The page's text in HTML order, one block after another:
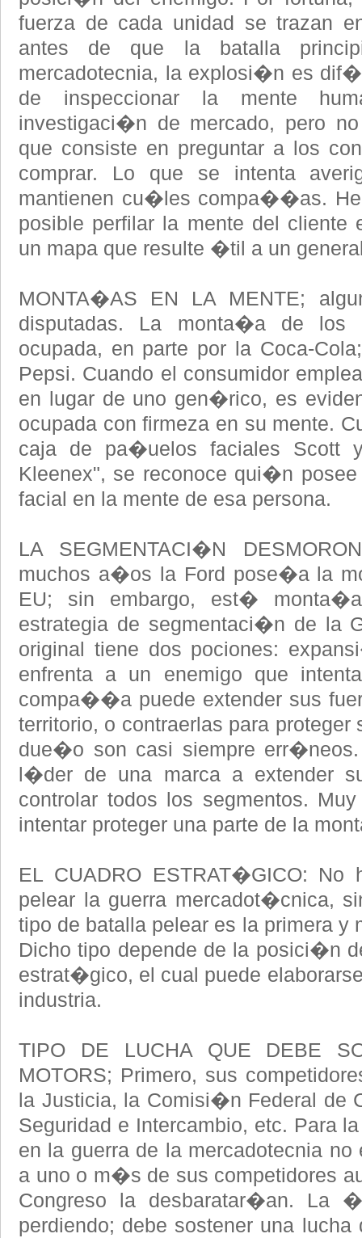
fuerza de cada unidad se trazan
antes de que la batalla
mercadotecnia, la explosi�n es
de inspeccionar la mente
investigaci�n de mercado, pero
que consiste en preguntar a los
comprar. Lo que se intenta
mantienen cu�les compa��as.
posible perfilar la mente del cliente
un mapa que resulte �til a un
MONTA�AS EN LA MENTE;
disputadas. La monta�a de
ocupada, en parte por la Coca-
Pepsi. Cuando el consumidor
en lugar de uno gen�rico, es
ocupada con firmeza en su mente.
caja de pa�uelos faciales Scott
Kleenex", se reconoce qui�n
facial en la mente de esa persona.
LA SEGMENTACI�N
muchos a�os la Ford pose�a la
EU; sin embargo, est�
estrategia de segmentaci�n de la
original tiene dos pociones:
enfrenta a un enemigo que
compa��a puede extender sus
territorio, o contraerlas para
due�o son casi siempre
l�der de una marca a extender
controlar todos los segmentos.
intentar proteger una parte de la
EL CUADRO ESTRAT�GICO:
pelear la guerra mercadot�cnica,
tipo de batalla pelear es la primera
Dicho tipo depende de la posici�n
estrat�gico, el cual puede
industria.
TIPO DE LUCHA QUE DEBE
MOTORS; Primero, sus
la Justicia, la Comisi�n Federal de
Seguridad e Intercambio, etc. Para
en la guerra de la mercadotecnia
a uno o m�s de sus competidores
Congreso la desbaratar�an. La
perdiendo; debe sostener una